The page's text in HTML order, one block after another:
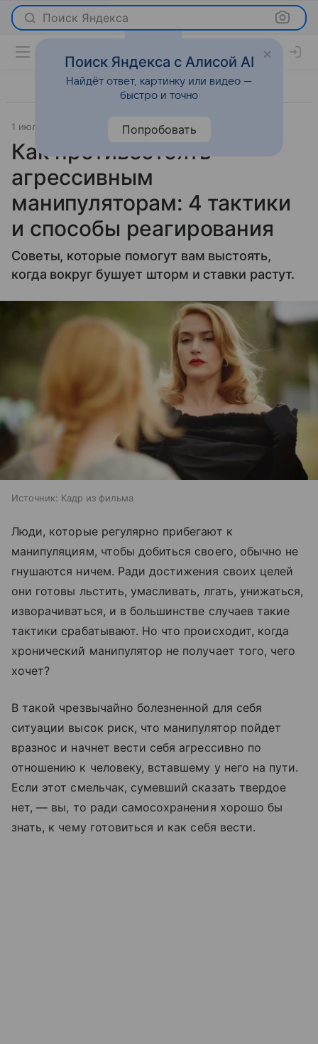
Поиск Яндекса
1 июля 2024 Psychologies.ru О важном
Как противостоять
агрессивным
манипуляторам: 4 тактики
и способы реагирования
Советы, которые помогут вам выстоять,
когда вокруг бушует шторм и ставки растут.
Источник: Кадр из фильма
Люди, которые регулярно прибегают к
манипуляциям, чтобы добиться своего, обычно не
гнушаются ничем. Ради достижения своих целей
они готовы льстить, умасливать, лгать, унижаться,
изворачиваться, и в большинстве случаев такие
тактики срабатывают. Но что происходит, когда
хронический манипулятор не получает того, чего
хочет?
В такой чрезвычайно болезненной для себя
ситуации высок риск, что манипулятор пойдет
вразнос и начнет вести себя агрессивно по
отношению к человеку, вставшему у него на пути.
Если этот смельчак, сумевший сказать твердое
нет, — вы, то ради самосохранения хорошо бы
знать, к чему готовиться и как себя вести.
Поиск Яндекса с Алисой AI
Найдёт ответ, картинку или видео —
быстро и точно
Попробовать